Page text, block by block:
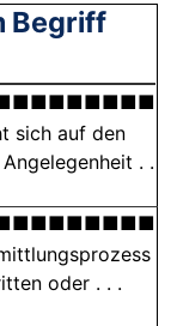
Begriff
sich auf den
. .
oder . . .